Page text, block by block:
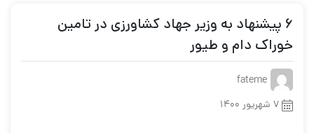
۶ پیشنهاد به وزیر جهاد کشاورزی در تامین
خوراک دام و طیور
fateme
۷ شهریور ۱۴۰۰